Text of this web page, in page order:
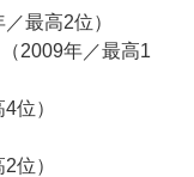
最高2位）
2009年／最高1
位）
位）